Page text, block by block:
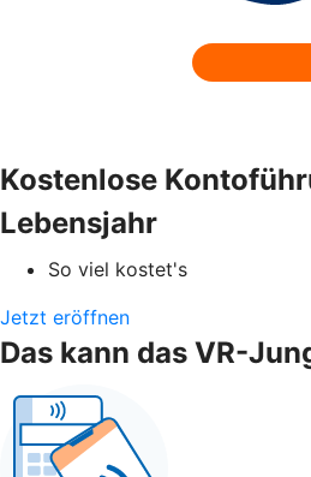
Kostenlose
Lebensjahr
So viel kostet's
Jetzt eröffnen
Das kann das VR-